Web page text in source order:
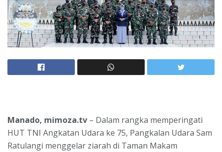
Manado, mimoza.tv – Dalam rangka memperingati
HUT TNI Angkatan Udara ke 75, Pangkalan Udara Sam
Ratulangi menggelar ziarah di Taman Makam